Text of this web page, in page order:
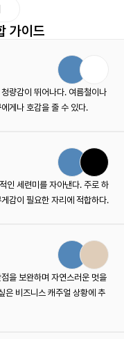
가이드
량감이 뛰어나다. 여름철이나
게나 호감을 줄 수 있다.
인 세련미를 자아낸다. 주로 하
감이 필요한 자리에 적합하다.
을 보완하며 자연스러운 멋을
은 비즈니스 캐주얼 상황에 추